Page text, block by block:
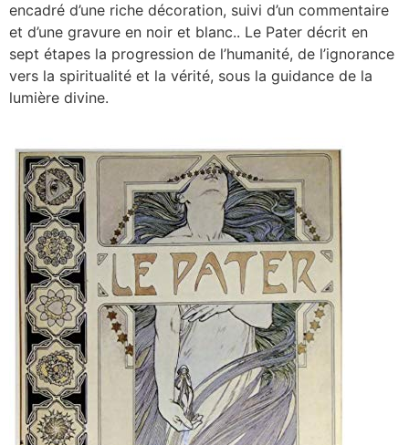
encadré d’une riche décoration, suivi d’un commentaire
et d’une gravure en noir et blanc.. Le Pater décrit en
sept étapes la progression de l’humanité, de l’ignorance
vers la spiritualité et la vérité, sous la guidance de la
lumière divine.